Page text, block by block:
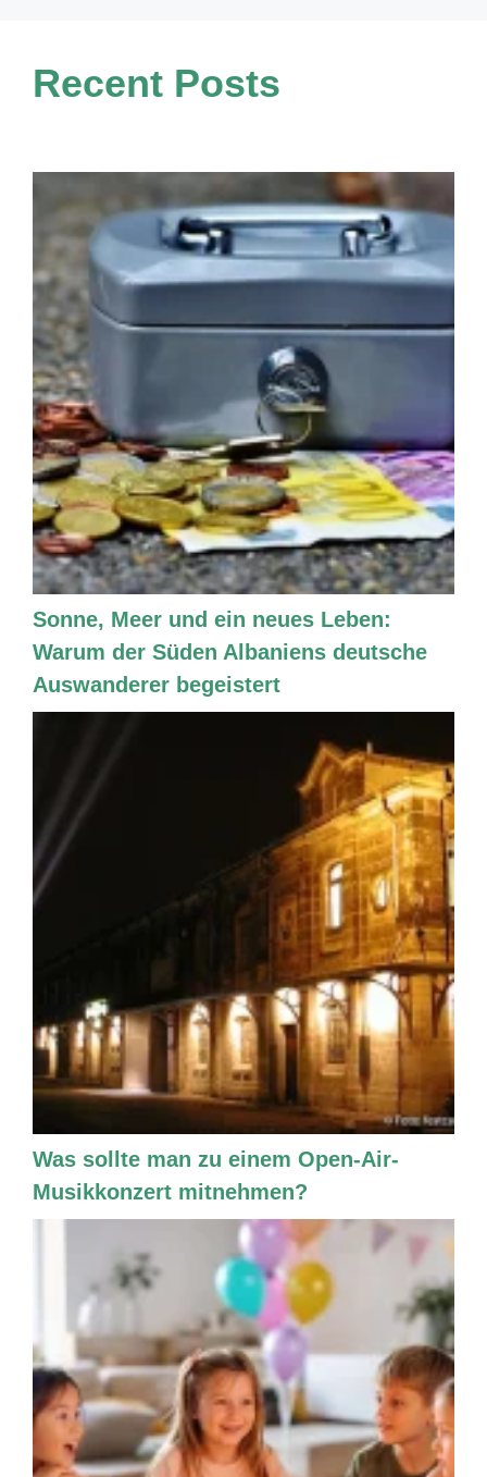
Recent Posts
Sonne, Meer und ein neues Leben:
Warum der Süden Albaniens deutsche
Auswanderer begeistert
Was sollte man zu einem Open-Air-
Musikkonzert mitnehmen?